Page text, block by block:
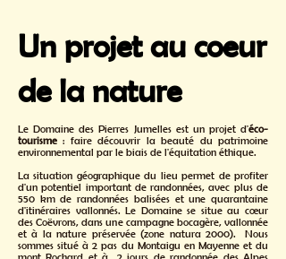
Un projet au coeur
de la nature
Le Domaine des Pierres Jumelles est un projet d'éco-
tourisme : faire découvrir la beauté du patrimoine
environnemental par le biais de l'équitation éthique.
La situation géographique du lieu permet de profiter
d'un potentiel important de randonnées, avec plus de
550 km de randonnées balisées et une quarantaine
d'itinéraires vallonnés. Le Domaine se situe au cœur
des Coëvrons, dans une campagne bocagère, vallonnée
et à la nature préservée (zone natura 2000). Nous
sommes situé à 2 pas du Montaigu en Mayenne et du